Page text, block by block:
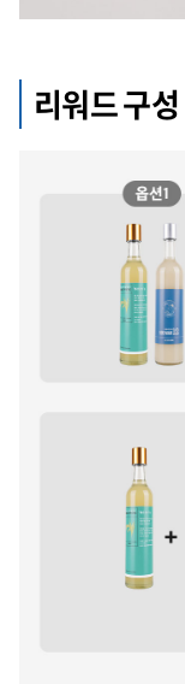
리워드 구성